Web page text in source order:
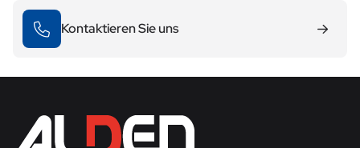
Kontaktieren Sie uns